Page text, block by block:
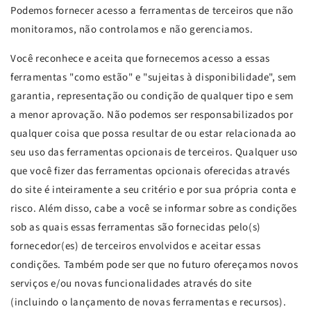
Podemos fornecer acesso a ferramentas de terceiros que não
monitoramos, não controlamos e não gerenciamos.
Você reconhece e aceita que fornecemos acesso a essas
ferramentas "como estão" e "sujeitas à disponibilidade", sem
garantia, representação ou condição de qualquer tipo e sem
a menor aprovação. Não podemos ser responsabilizados por
qualquer coisa que possa resultar de ou estar relacionada ao
seu uso das ferramentas opcionais de terceiros. Qualquer uso
que você fizer das ferramentas opcionais oferecidas através
do site é inteiramente a seu critério e por sua própria conta e
risco. Além disso, cabe a você se informar sobre as condições
sob as quais essas ferramentas são fornecidas pelo(s)
fornecedor(es) de terceiros envolvidos e aceitar essas
condições. Também pode ser que no futuro ofereçamos novos
serviços e/ou novas funcionalidades através do site
(incluindo o lançamento de novas ferramentas e recursos).